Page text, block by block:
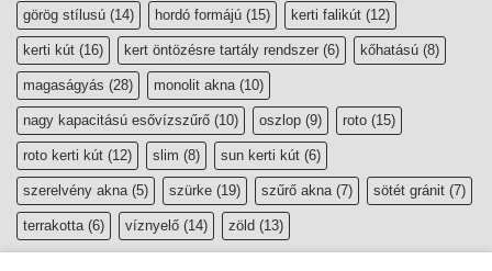
görög stílusú (14) hordó formájú (15) kerti falikút (12)
kerti kút (16) kert öntözésre tartály rendszer (6) kőhatású (8)
magaságyás (28) monolit akna(10)
nagy kapacitású esővízszűrő (10) oszlop (9) roto (15)
roto kerti kút (12) slim (8) sun kerti kút (6)
szerelvény akna(5) szürke (19) szűrő akna(7) sötét gránit (7)
terrakotta(6) víznyelő (14) zöld (13)